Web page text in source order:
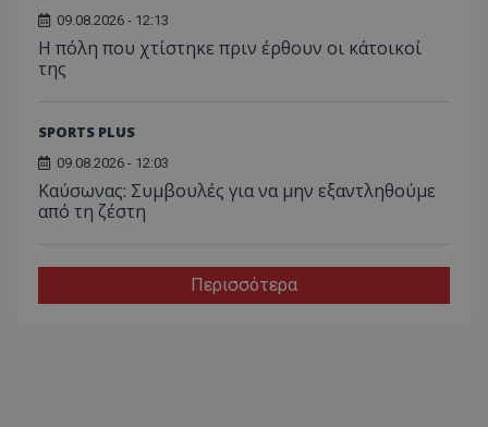
09.08.2026 - 12:13
Η πόλη που χτίστηκε πριν έρθουν οι κάτοικοί
της
SPORTS PLUS
09.08.2026 - 12:03
Kαύσωνας: Συμβουλές για να μην εξαντληθούμε
από τη ζέστη
Περισσότερα